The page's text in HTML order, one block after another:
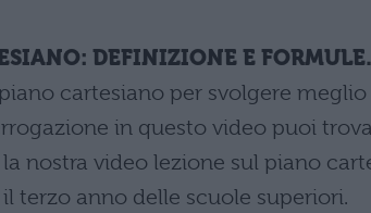
DEFINIZIONE E FORMULE.
cartesiano per svolgere
in questo video puoi
nostra video lezione sul piano
terzo anno delle scuole superiori.